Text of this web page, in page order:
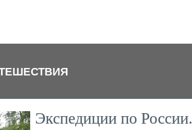
Экспедиции по России.